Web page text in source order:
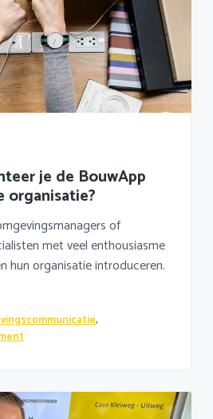
je de BouwApp
organisatie?
of
met veel enthousiasme
hun organisatie introduceren.
,